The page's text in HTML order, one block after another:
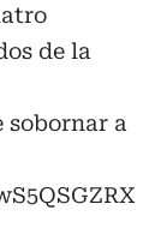
de la
sobornar a